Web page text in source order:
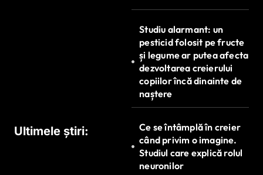
Ultimele știri:
Studiu alarmant: un
pesticid folosit pe fructe
și legume ar putea afecta
dezvoltarea creierului
copiilor încă dinainte de
naștere
Ce se întâmplă în creier
când privim o imagine.
Studiul care explică rolul
neuronilor